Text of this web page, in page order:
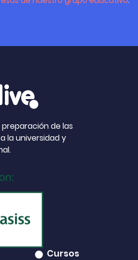
de las
la universidad y
Cursos